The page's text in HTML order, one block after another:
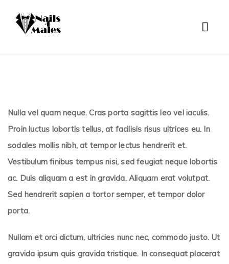
Nulla vel quam neque. Cras porta sagittis leo vel iaculis.
Proin luctus lobortis tellus, at facilisis risus ultrices eu. In
sodales mollis nibh, at tempor lectus hendrerit et.
Vestibulum finibus tempus nisi, sed feugiat neque lobortis
ac. Duis aliquam a est in gravida. Aliquam erat volutpat.
Sed hendrerit sapien a tortor semper, et tempor dolor
porta.
Nullam et orci dictum, ultricies nunc nec, commodo justo. Ut
gravida ipsum quis gravida tristique. In consequat placerat